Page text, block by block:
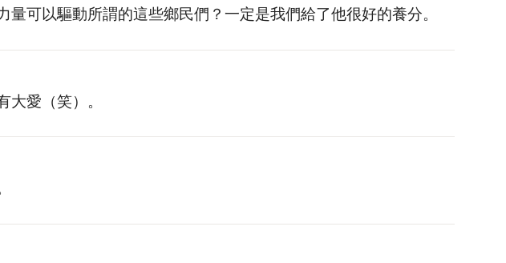
量可以驅動所謂的這些鄉民們？一定是我們給了他很好的養分。
大愛（笑）。